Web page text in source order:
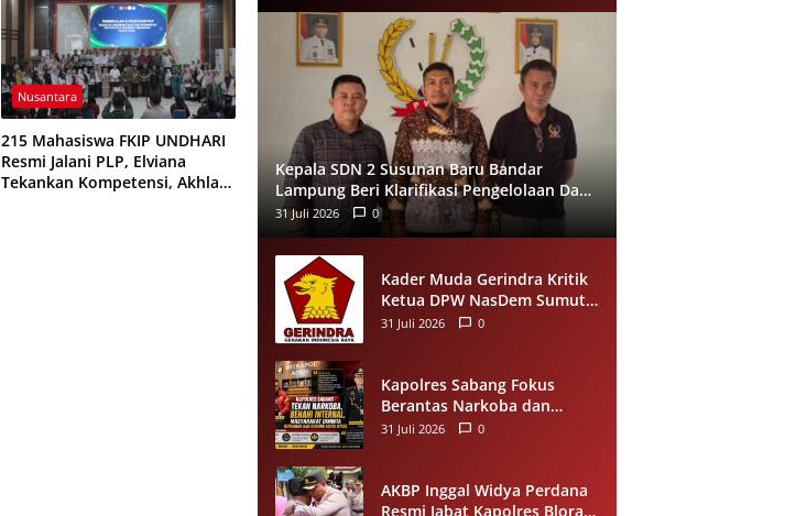
Nusantara
215 Mahasiswa FKIP UNDHARI
Resmi Jalani PLP, Elviana
Tekankan Kompetensi, Akhlak
Kepala SDN 2 Susunan Baru Bandar
Lampung Beri Klarifikasi Pengelolaan Dana
BOS, Tegaskan Sesuai Juknis
31 Juli 2026 0
Kader Muda Gerindra Kritik
Ketua DPW NasDem Sumut
soal Bobby Nasution,
31 Juli 2026 0
Kapolres Sabang Fokus
Berantas Narkoba dan
Benahi Internal, Masyarakat
31 Juli 2026 0
AKBP Inggal Widya Perdana
Resmi Jabat Kapolres Blora,